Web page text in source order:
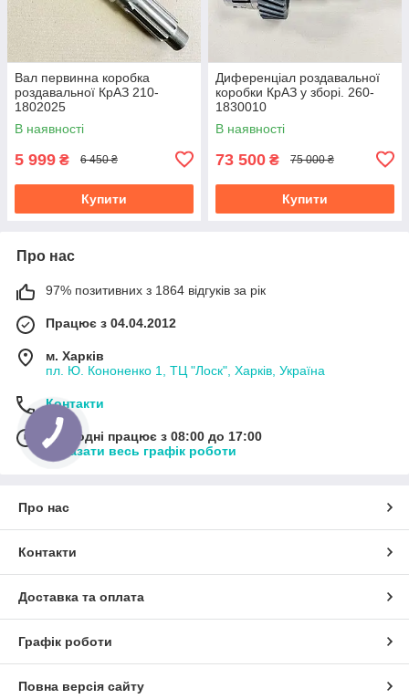
Вал первинна коробка
роздавальної КрАЗ 210-
1802025
В наявності
5 999 ₴ 6 450 ₴
Купити
Диференціал роздавальної
коробки КрАЗ у зборі. 260-
1830010
В наявності
73 500 ₴ 75 000 ₴
Купити
Про нас
97% позитивних з 1864 відгуків за рік
Працює з 04.04.2012
м. Харків
пл. Ю. Кононенко 1, ТЦ "Лоск", Харків, Україна
Контакти
Сьогодні працює з 08:00 до 17:00
Показати весь графік роботи
Про нас
Контакти
Доставка та оплата
Графік роботи
Повна версія сайту